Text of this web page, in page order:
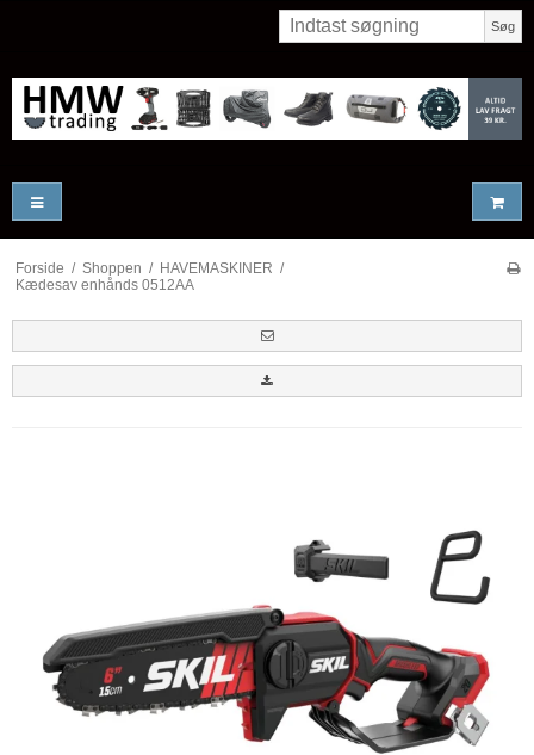
Søg
Forside / Shoppen / HAVEMASKINER /
Kædesav enhånds 0512AA